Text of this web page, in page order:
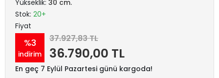
Yükseklik: 30 cm.
Stok: 20+
Fiyat
%3
indirim
37.927,83 TL
36.790,00 TL
En geç 7 Eylül Pazartesi günü kargoda!